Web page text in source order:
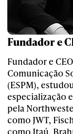
Fundador e
Fundador e
Comunicação
(ESPM),
especialização
pela
como JWT,
como Itaú,